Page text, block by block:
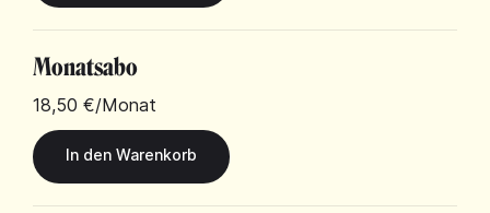
Monatsabo
18,50 €/Monat